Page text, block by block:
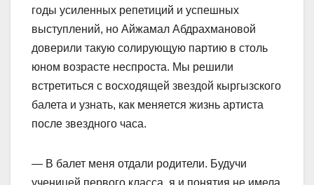
годы усиленных репетиций и успешных
выступлений, но Айжамал Абдрахмановой
доверили такую солирующую партию в столь
юном возрасте неспроста. Мы решили
встретиться с восходящей звездой кыргызского
балета и узнать, как меняется жизнь артиста
после звездного часа.
— В балет меня отдали родители. Будучи